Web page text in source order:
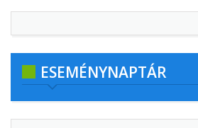
ESEMÉNYNAPTÁR